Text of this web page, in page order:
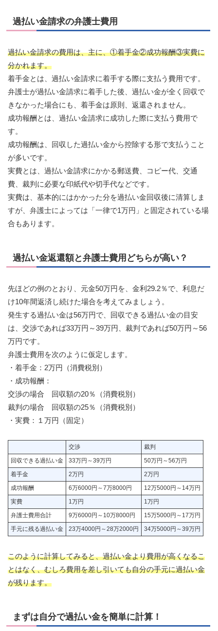
過払い金請求の弁護士費用
過払い金請求の費用は、主に、①着手金②成功報酬③実費に
分かれます。
着手金とは、過払い金請求に着手する際に支払う費用です。
弁護士が過払い金請求に着手した後、過払い金が全く回収で
きなかった場合にも、着手金は原則、返還されません。
成功報酬とは、過払い金請求に成功した際に支払う費用で
す。
成功報酬は、回収した過払い金から控除する形で支払うこと
が多いです。
実費とは、過払い金請求にかかる郵送費、コピー代、交通
費、裁判に必要な印紙代や切手代などです。
実費は、基本的にはかかった分を過払い金回収後に清算しま
すが、弁護士によっては「一律で1万円」と固定されている場
合もあります。
過払い金返還額と弁護士費用どちらが高い？
先ほどの例のとおり、元金50万円を、金利29.2％で、利息だ
け10年間返済し続けた場合を考えてみましょう。
発生する過払い金は56万円で、回収できる過払い金の目安
は、交渉であれば33万円～39万円、裁判であれば50万円～56
万円です。
弁護士費用を次のように仮定します。
・着手金：2万円（消費税別）
・成功報酬：
交渉の場合 回収額の20％（消費税別）
裁判の場合 回収額の25％（消費税別）
・実費：１万円（固定）
交渉
裁判
回収できる過払い金
33万円～39万円
50万円～56万円
着手金
2万円
2万円
成功報酬
6万6000円～7万8000円
12万5000円～14万円
実費
1万円
1万円
弁護士費用合計
9万6000円～10万8000円
15万5000円～17万円
手元に残る過払い金
23万4000円～28万2000円 34万5000円～39万円
このように計算してみると、過払い金より費用が高くなるこ
とはなく、むしろ費用を差し引いても自分の手元に過払い金
が残ります。
まずは自分で過払い金を簡単に計算！